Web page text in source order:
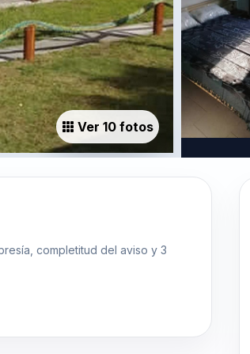
Ver 10 fotos
completitud del aviso y 3